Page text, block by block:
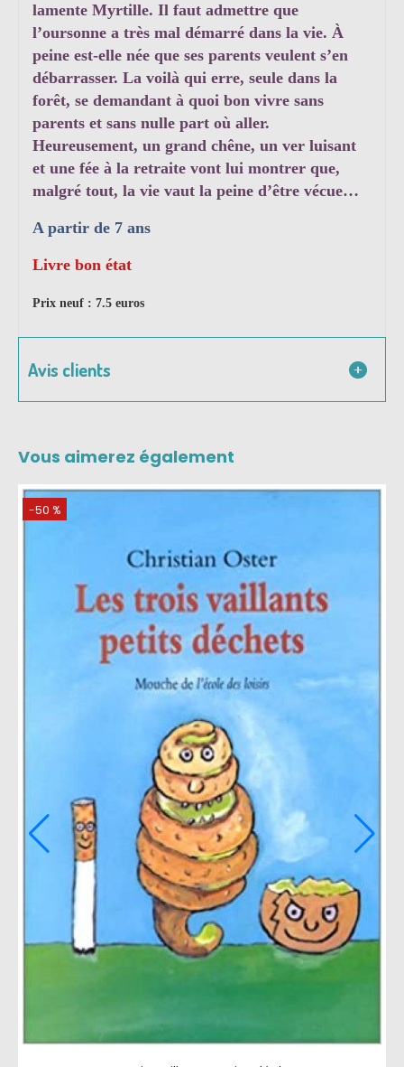
lamente Myrtille. Il faut admettre que
l’oursonne a très mal démarré dans la vie. À
peine est-elle née que ses parents veulent s’en
débarrasser. La voilà qui erre, seule dans la
forêt, se demandant à quoi bon vivre sans
parents et sans nulle part où aller.
Heureusement, un grand chêne, un ver luisant
et une fée à la retraite vont lui montrer que,
malgré tout, la vie vaut la peine d’être vécue…
A partir de 7 ans
Livre bon état
Prix neuf : 7.5 euros
Avis clients
Vous aimerez également